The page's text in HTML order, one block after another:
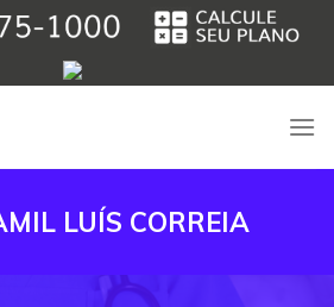
LUÍS CORREIA